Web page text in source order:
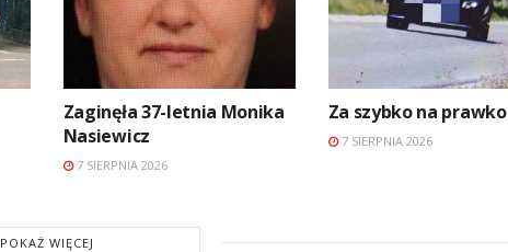
Zaginęła 37-letnia Monika
Nasiewicz
7 SIERPNIA 2026
Za szybko na prawko
7 SIERPNIA 2026
POKAŻ WIĘCEJ